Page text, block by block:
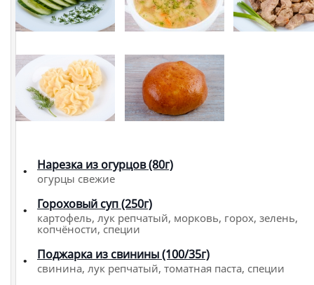
Нарезка из огурцов (80г)
огурцы свежие
Гороховый суп (250г)
картофель, лук репчатый, морковь, горох, зелень,
копчёности, специи
Поджарка из свинины (100/35г)
свинина, лук репчатый, томатная паста, специи